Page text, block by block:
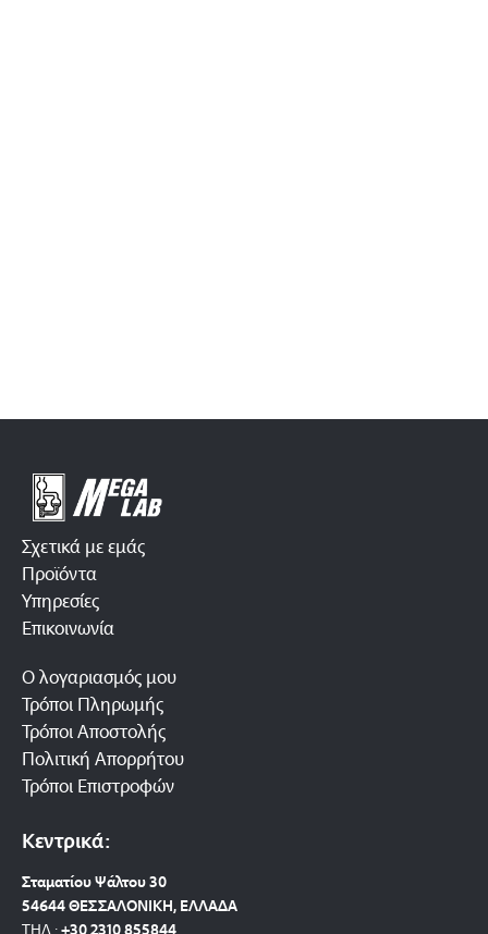
Σχετικά με εμάς
Προϊόντα
Υπηρεσίες
Επικοινωνία
Ο λογαριασμός μου
Τρόποι Πληρωμής
Τρόποι Αποστολής
Πολιτική Απορρήτου
Τρόποι Επιστροφών
Κεντρικά:
Σταματίου Ψάλτου 30
54644 ΘΕΣΣΑΛΟΝΙΚΗ, ΕΛΛΑΔΑ
ΤΗΛ.:+30 2310 855844